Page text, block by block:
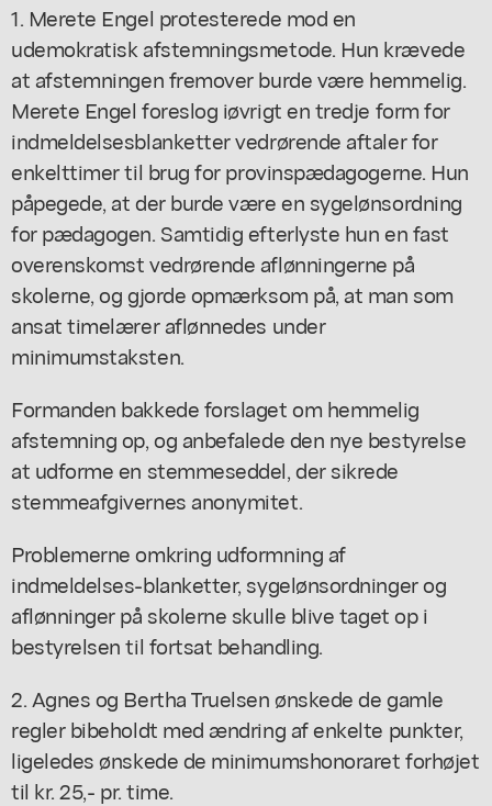
1. Merete Engel protesterede mod en
udemokratisk afstemningsmetode. Hun krævede
at afstemningen fremover burde være hemmelig.
Merete Engel foreslog iøvrigt en tredje form for
indmeldelsesblanketter vedrørende aftaler for
enkelttimer til brug for provinspædagogerne. Hun
påpegede, at der burde være en sygelønsordning
for pædagogen. Samtidig efterlyste hun en fast
overenskomst vedrørende aflønningerne på
skolerne, og gjorde opmærksom på, at man som
ansat timelærer aflønnedes under
minimumstaksten.
Formanden bakkede forslaget om hemmelig
afstemning op, og anbefalede den nye bestyrelse
at udforme en stemmeseddel, der sikrede
stemmeafgivernes anonymitet.
Problemerne omkring udformning af
indmeldelses-blanketter, sygelønsordninger og
aflønninger på skolerne skulle blive taget op i
bestyrelsen til fortsat behandling.
2. Agnes og Bertha Truelsen ønskede de gamle
regler bibeholdt med ændring af enkelte punkter,
ligeledes ønskede de minimumshonoraret forhøjet
til kr. 25,- pr. time.